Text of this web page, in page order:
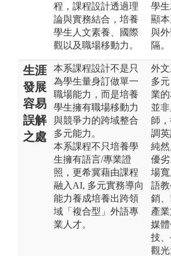
程，課程設計透過理
論與實務結合，培養
學生人文素養、國際
觀以及職場移動力。
學
顯
與
隔。
生涯
發展
容易
誤解
之處
本系課程設計不是只
為學生量身訂做單一
職場能力，而是培養
學生擁有職場移動力
與競爭力的跨域整合
多元能力。
本系課程不只培養學
生擁有語言/專業證
照，更希冀藉由課程
融入AI, 多元實務導向
能力養成培養出跨領
域「複合型」外語專
業人才。
外
多
業的
並
師
調
純
優
場
語
銷、
產
媒
技、
觀